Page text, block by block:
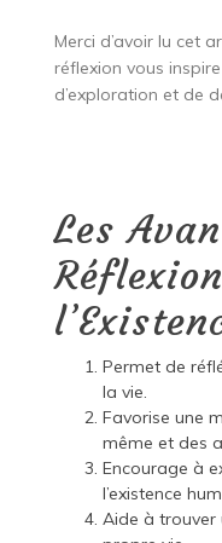
Merci d’avoir lu cet
réflexion vous
d’exploration et de
Les
Permet de
la vie.
Favorise une
même et des
Encourage à
l’existence
Aide à trouver